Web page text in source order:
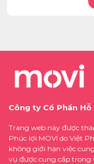
Công ty Cổ Phần
Trang web này được
Phúc lợi MOVI do Việt
không giới hạn việc
vụ được cung cấp trong